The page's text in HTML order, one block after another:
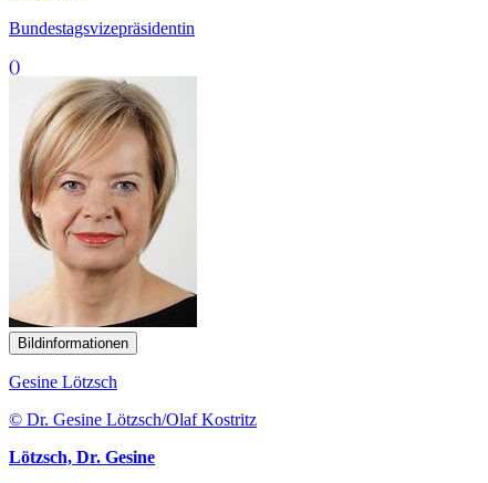
Bundestagsvizepräsidentin
()
Bildinformationen
Gesine Lötzsch
© Dr. Gesine Lötzsch/Olaf Kostritz
Lötzsch, Dr. Gesine